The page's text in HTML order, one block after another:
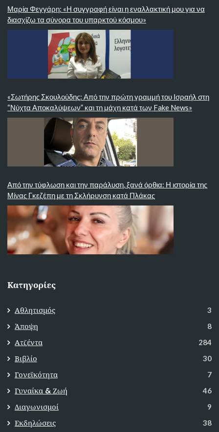
Μαρία Φεγγάρη: «Η συγγραφή είναι η εναλλακτική μου για να
διασχίζω τα σύνορα του υπαρκτού κόσμου»
«Σωτήρης Σκουλούδης: Από την πρώτη γραμμή του Ισραήλ στη
“Νύχτα Αποκαλύψεων” και τη μάχη κατά των Fake News»
Από την τύφλωση και την παράλυση, ξανά όρθια: Η ιστορία της
Μίνας Γκεζέπη με τη Σκλήρυνση κατά Πλάκας
Κατηγορίες
Αθλητισμός 3
Άποψη 8
Ατζέντα 284
Βιβλίο 30
Γονεϊκότητα 7
Γυναίκα & Ζωή 46
Διαγωνισμοί 9
Εκδηλώσεις 38